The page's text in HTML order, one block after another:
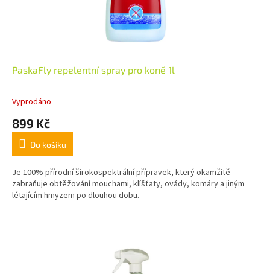
PaskaFly repelentní spray pro koně 1l
Vyprodáno
899 Kč
Do košíku
Je 100% přírodní širokospektrální přípravek, který okamžitě
zabraňuje obtěžování mouchami, klíšťaty, ovády, komáry a jiným
létajícím hmyzem po dlouhou dobu.